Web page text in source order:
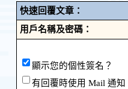
快速回覆文章：
用戶名稱及密碼：
顯示您的個性簽名？
有回覆時使用 Mail 通知